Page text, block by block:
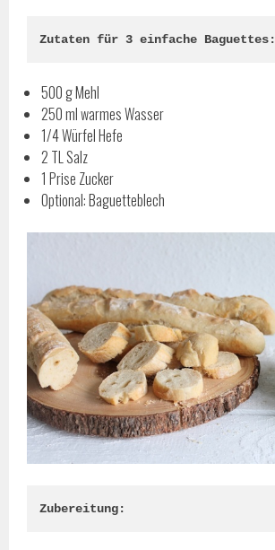
Zutaten für 3 einfache Baguettes:
500 g Mehl
250 ml warmes Wasser
1/4 Würfel Hefe
2 TL Salz
1 Prise Zucker
Optional: Baguetteblech
Zubereitung: